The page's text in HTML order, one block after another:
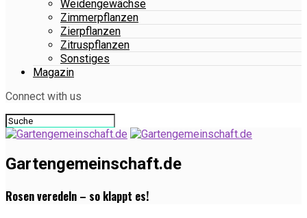
Weidengewächse
Zimmerpflanzen
Zierpflanzen
Zitruspflanzen
Sonstiges
Magazin
Connect with us
Gartengemeinschaft.de
Rosen veredeln – so klappt es!